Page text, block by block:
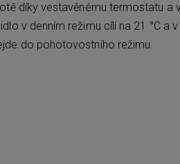
díky vestavěnému termostatu a
v denním režimu cílí na 21 °C a
do pohotovostního režimu.